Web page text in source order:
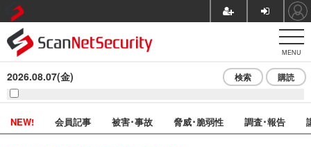
MENU
2026.08.07(金) 検索 購読
NEW! 会員記事 被害･事故 脅威･脆弱性 調査･報告